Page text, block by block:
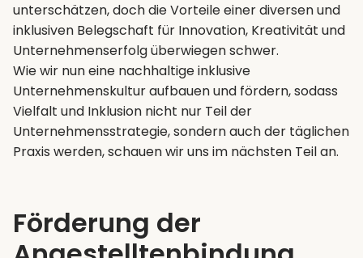
unterschätzen, doch die Vorteile einer diversen und
inklusiven Belegschaft für Innovation, Kreativität und
Unternehmenserfolg überwiegen schwer.
Wie wir nun eine nachhaltige inklusive
Unternehmenskultur aufbauen und fördern, sodass
Vielfalt und Inklusion nicht nur Teil der
Unternehmensstrategie, sondern auch der täglichen
Praxis werden, schauen wir uns im nächsten Teil an.
Förderung der